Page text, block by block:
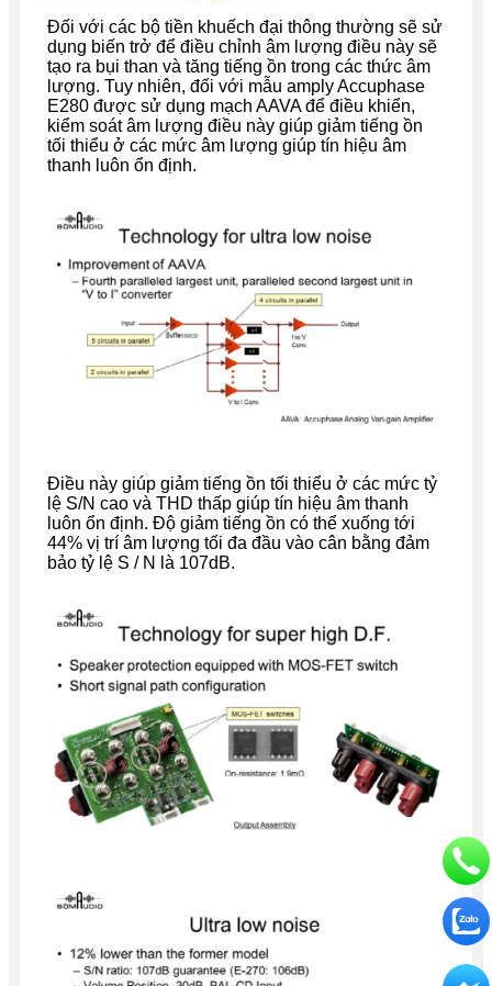
Đối với các bộ tiền khuếch đại thông thường sẽ sử
dụng biến trở để điều chỉnh âm lượng điều này sẽ
tạo ra bụi than và tăng tiếng ồn trong các thức âm
lượng. Tuy nhiên, đối với mẫu amply Accuphase
E280 được sử dụng mạch AAVA để điều khiển,
kiểm soát âm lượng điều này giúp giảm tiếng ồn
tối thiểu ở các mức âm lượng giúp tín hiệu âm
thanh luôn ổn định.
Điều này giúp giảm tiếng ồn tối thiểu ở các mức tỷ
lệ S/N cao và THD thấp giúp tín hiệu âm thanh
luôn ổn định. Độ giảm tiếng ồn có thể xuống tới
44% vị trí âm lượng tối đa đầu vào cân bằng đảm
bảo tỷ lệ S / N là 107dB.